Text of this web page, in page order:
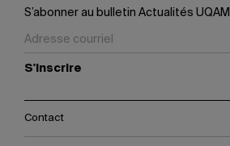
S’abonner au bulletin Actualités UQAM
S'inscrire
Contact